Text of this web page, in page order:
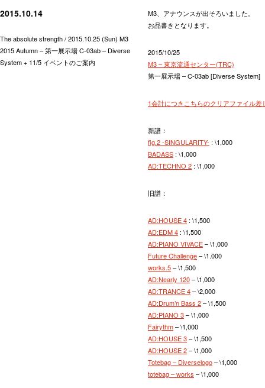
2015.10.14
The absolute strength / 2015.10.25 (Sun) M3
2015 Autumn – 第一展示場 C-03ab – Diverse
System + 11/5 イベントのご案内
M3、アナウンスが出そろいました。
お品書きとなります。
2015/10/25
M3 – 東京流通センター(TRC)
第一展示場 – C-03ab [Diverse System]
1会計につきこちらのクリアファイル差
新譜：
fig.2 -SINGULARITY- : \1,000
BADASS : \1,000
AD:TECHNO 2 : \1,000
旧譜：
AD:HOUSE 4 : \1,500
AD:EDM 4 : \1,500
AD:PIANO VIVACE– \1,000
Future Challenge– \1.000
works.5– \1,500
AD:Nearly 120– \1,000
AD:TRANCE 4– \2,000
AD:Drum’n Bass 2– \1,500
AD:PIANO 3– \1,000
Fairythm– \1,000
AD:HOUSE 3– \1,500
AD:HOUSE 2– \1,000
Totebag – Diverselogo– \1,000
totebag – works – \1,000